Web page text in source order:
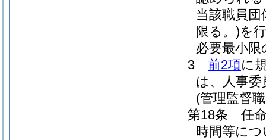
当該職員
限る。)を
必要最小
3
前2項に
は、人事
(管理監督
第18条
任
時間等に